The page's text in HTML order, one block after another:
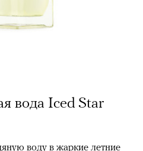
вода Iced Star
воду в жаркие летние